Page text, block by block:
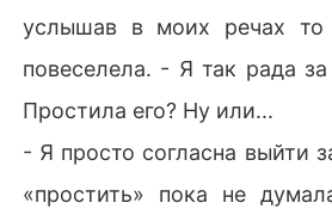
услышав в моих речах то
повеселела. - Я так рада
Простила его? Ну или...
- Я просто согласна выйти
«простить» пока не